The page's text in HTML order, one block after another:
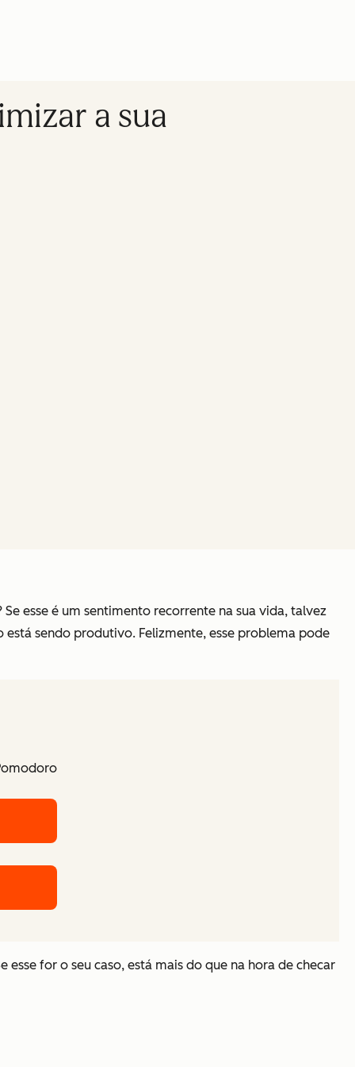
a sua
esse é um sentimento recorrente na sua vida, talvez
está sendo produtivo. Felizmente, esse problema pode
for o seu caso, está mais do que na hora de checar